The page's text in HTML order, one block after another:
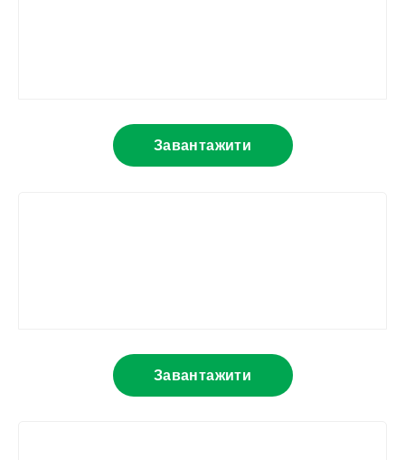
Завантажити
Завантажити